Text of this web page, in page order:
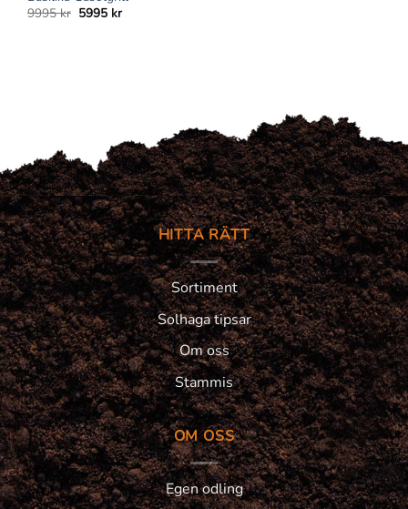
9995kr Det
5995 krDet
HITTA RÄTT
Sortiment
Solhaga tipsar
Om oss
Stammis
OM OSS
Egen odling